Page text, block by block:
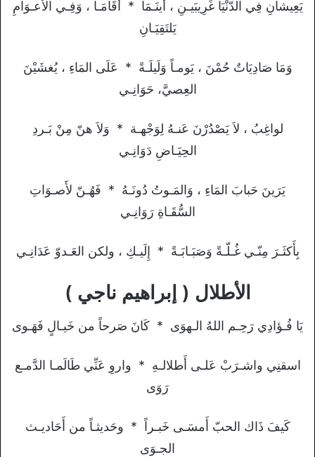
يَعِيشانِ فِي الدّنْيَا غَرِيبَيـنِ ، أَينَـمَا * أَقَامَـا ، وَفِـي الأَعـوَامِ
يَلتَقِيَـانِ
وَمَا صَادِيَاتٌ حُمْنَ ، يَومـاً وَلَيلَـةً * عَلَى المَاءِ ، يُغشَيْنَ
العِصيَّ، حَوَانِـي
لواغِبُ ، لاَ يَصْدُرْنَ عَنـهُ لِوَجْهـة * وَلاَ هنّ مِنْ بَـردِ
الحِيَـاضِ دَوَانِـي
يَرَينَ حَبابَ المَاءِ ، وَالمَـوتُ دُونَـهُ * فَهُـنّ لأَصـوَاتِ
السُّقَـاةِ رَوَانِـي
بِأَكثَـرَ مِنّـي غُـلّـةً وَصَبَـابَـةً * إِلَيـكِ ، ولكن العَـدوّ عَدَانِـي
الأطلال ( إبراهيم ناجي )
يَا فُـؤادِي رَحِـم اللهُ الـهوَى * كَانَ صَرحاً من خَيـالٍ فَهَـوى
اسقنِي واشـرَبْ عَلـى أَطلالـهِ * واروِ عَنِّي طَالَمـا الدَّمـع
رَوَى
كَيفَ ذَاك الحبّ أَمسَـى خَبـراً * وحَديثـاً من أَحَاديـث
الجـوَى